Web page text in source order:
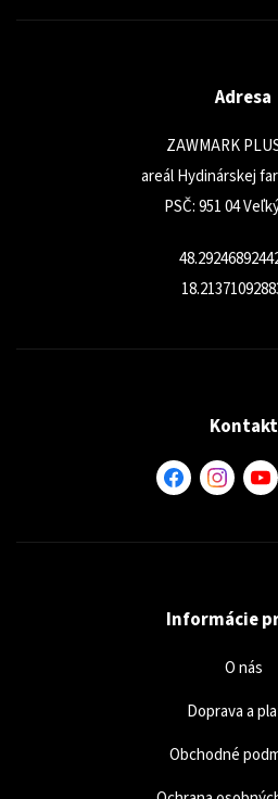
Adresa
ZAWMARK
areál Hydinárskej
PSČ: 951 04
Kontakt
Informácie
O nás
Doprava a
Obchodné